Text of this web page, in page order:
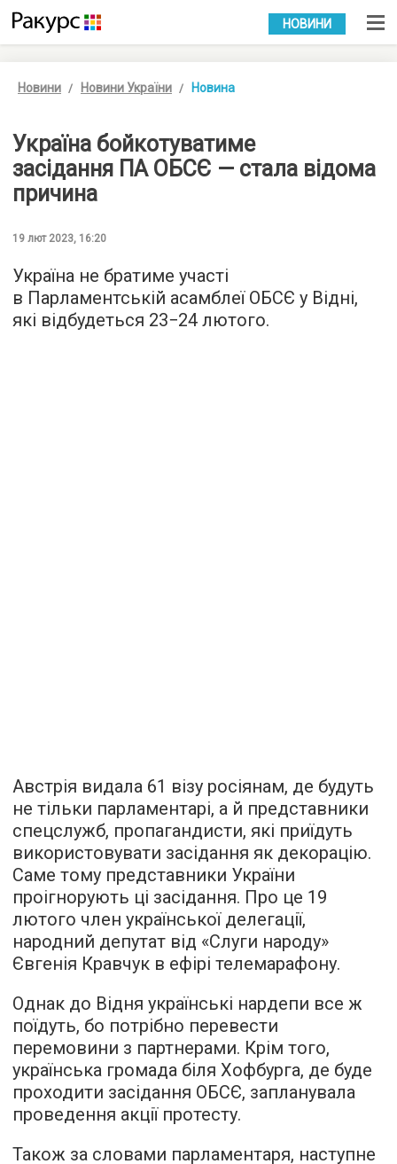
УКР РУС
НОВИНИ
Новини Новини України Новина
Україна бойкотуватиме
засідання ПА ОБСЄ — стала відома
причина
19 лют 2023, 16:20
Україна не братиме участі
в Парламентській асамблеї ОБСЄ у Відні,
які відбудеться 23−24 лютого.
Австрія видала 61 візу росіянам, де будуть
не тільки парламентарі, а й представники
спецслужб, пропагандисти, які приїдуть
використовувати засідання як декорацію.
Саме тому представники України
проігнорують ці засідання. Про це 19
лютого член української делегації,
народний депутат від «Слуги народу»
Євгенія Кравчук в ефірі телемарафону.
Однак до Відня українські нардепи все ж
поїдуть, бо потрібно перевести
перемовини з партнерами. Крім того,
українська громада біля Хофбурга, де буде
проходити засідання ОБСЄ, запланувала
проведення акції протесту.
Також за словами парламентаря, наступне